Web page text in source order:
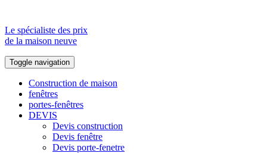
Le spécialiste des prix
de la maison neuve
Toggle navigation
Construction de maison
fenêtres
portes-fenêtres
DEVIS
Devis construction
Devis fenêtre
Devis porte-fenetre